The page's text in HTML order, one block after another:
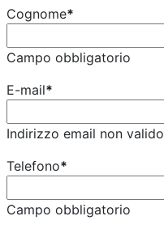
Cognome*
Campo obbligatorio
E-mail*
Indirizzo email non valido
Telefono*
Campo obbligatorio